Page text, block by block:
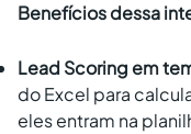
Benefícios dessa
Lead Scoring em
do Excel para
eles entram na